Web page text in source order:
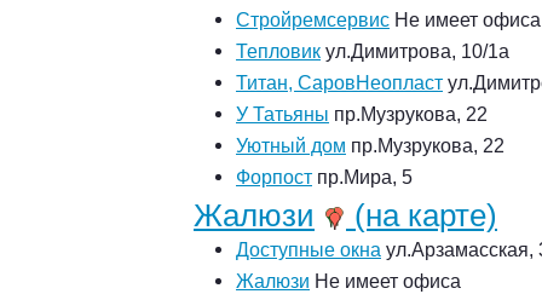
Стройремсервис Не имеет офиса
Тепловик ул.Димитрова, 10/1а
Титан, СаровНеопласт
У Татьяны пр.Музрукова, 22
Уютный дом пр.Музрукова, 22
Форпост пр.Мира, 5
Жалюзи (на карте)
Доступные окна
Жалюзи Не имеет офиса